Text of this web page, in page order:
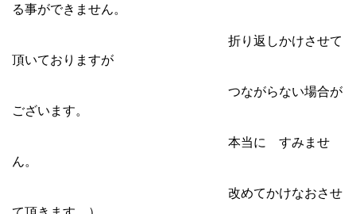
る事ができません。
折り返しかけさせて
頂いておりますが
つながらない場合が
ございます。
本当に すみませ
ん。
改めてかけなおさせ